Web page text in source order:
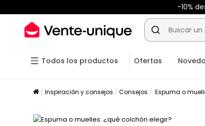
-10%
Todos los productos Ofertas
Inspiración y consejos Consejos Espuma o